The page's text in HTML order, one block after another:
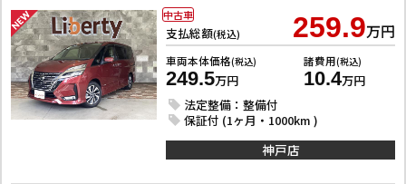
支払総額(税込) 259.9万円
車両本体価格(税込)
249.5万円
諸費用(税込)
10.4万円
法定整備：整備付
保証付 (1ヶ月・1000km )
中古車
神戸店